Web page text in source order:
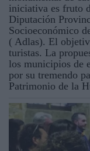
iniciativa es fruto
Diputación
Socioeconómico
( Adlas). El
turistas. La
los municipios de
por su tremendo
Patrimonio de la